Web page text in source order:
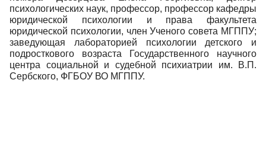
психологических наук, профессор, профессор кафедры
юридической психологии и права факультета
юридической психологии, член Ученого совета МГППУ;
заведующая лабораторией психологии детского и
подросткового возраста Государственного научного
центра социальной и судебной психиатрии им. В.П.
Сербского, ФГБОУ ВО МГППУ.